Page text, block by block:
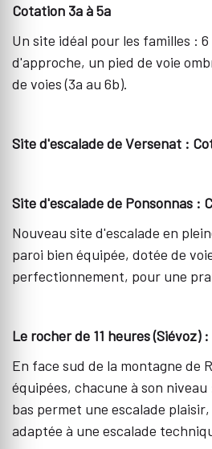
Cotation 3a à 5a
Un site idéal pour les familles :
d'approche, un pied de voie
de voies (3a au 6b).
Site d'escalade de Versenat :
Site d'escalade de Ponsonnas :
Nouveau site d'escalade en
paroi bien équipée, dotée de
perfectionnement, pour une
Le rocher de 11 heures (Siévoz)
En face sud de la montagne de
équipées, chacune à son
bas permet une escalade
adaptée à une escalade